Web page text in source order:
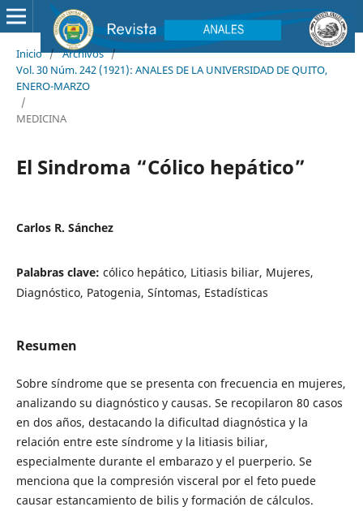
Inicio / Archivos /
Vol. 30 Núm. 242 (1921): ANALES DE LA UNIVERSIDAD DE QUITO,
ENERO-MARZO
/
MEDICINA
El Sindroma “Cólico hepático”
Carlos R. Sánchez
Palabras clave: cólico hepático, Litiasis biliar, Mujeres,
Diagnóstico, Patogenia, Síntomas, Estadísticas
Resumen
Sobre síndrome que se presenta con frecuencia en mujeres,
analizando su diagnóstico y causas. Se recopilaron 80 casos
en dos años, destacando la dificultad diagnóstica y la
relación entre este síndrome y la litiasis biliar,
especialmente durante el embarazo y el puerperio. Se
menciona que la compresión visceral por el feto puede
causar estancamiento de bilis y formación de cálculos.